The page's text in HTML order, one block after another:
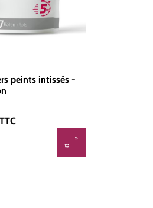
peints intissés -
:
TTC